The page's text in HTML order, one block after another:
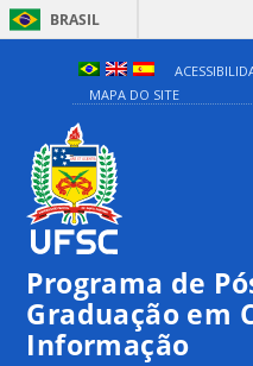
BRASIL
MAPA DO SITE
Programa de
Graduação em
Informação